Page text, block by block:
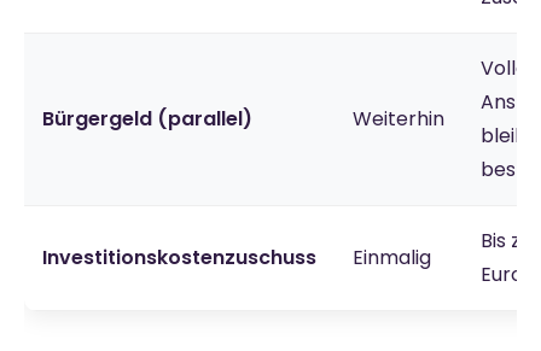
Bürgergeld (parallel) Weiterhin
Voller
bleibt
Investitionskostenzuschuss Einmalig
Bis zu
Euro